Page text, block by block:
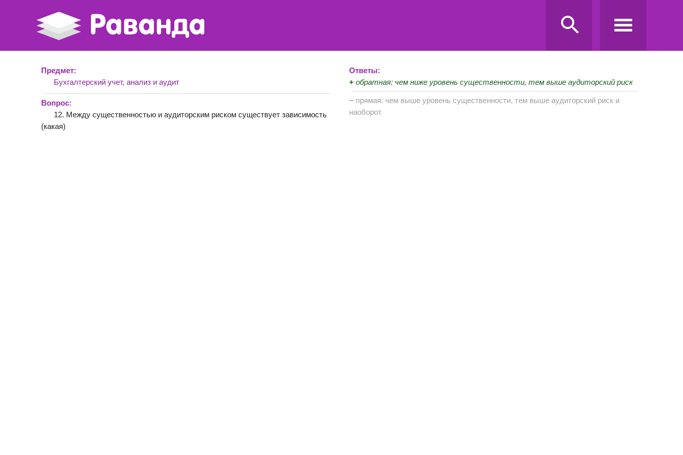
Предмет:
Бухгалтерский учет, анализ и аудит
Вопрос:
12. Между существенностью и аудиторским риском существует зависимость
(какая)
Ответы:
+ обратная: чем ниже уровень существенности, тем выше аудиторский риск
− прямая: чем выше уровень существенности, тем выше аудиторский риск и
наоборот